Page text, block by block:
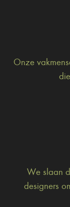
Onze
We slaan
designers